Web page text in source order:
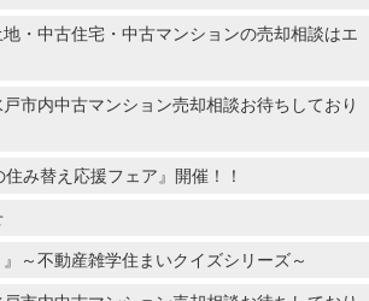
地・中古住宅・中古マンションの売却相談はエ
戸市内中古マンション売却相談お待ちしており
み替え応援フェア』開催！！
』～不動産雑学住まいクイズシリーズ～